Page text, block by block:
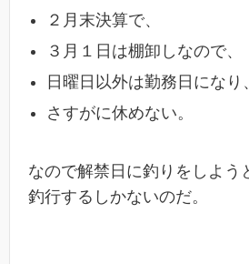
２月末決算で、
３月１日は棚卸しなので、
日曜日以外は勤務日になり、
さすがに休めない。
なので解禁日に釣りをしよう
釣行するしかないのだ。